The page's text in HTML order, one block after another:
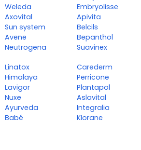
Weleda
Axovital
Sun system
Avene
Neutrogena
Embryolisse
Apivita
Belcils
Bepanthol
Suavinex
Linatox
Himalaya
Lavigor
Nuxe
Ayurveda
Babé
Carederm
Perricone
Plantapol
Aslavital
Integralia
Klorane